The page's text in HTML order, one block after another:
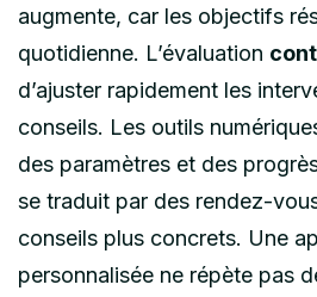
augmente, car les objectifs
quotidienne. L’évaluation
d’ajuster rapidement les
conseils. Les outils
des paramètres et des
se traduit par des rendez-
conseils plus concrets. Une
personnalisée ne répète pas